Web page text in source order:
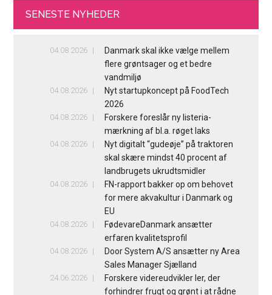
SENESTE NYHEDER
04.08.2026
Danmark skal ikke vælge mellem
flere grøntsager og et bedre
vandmiljø
04.08.2026
Nyt startupkoncept på FoodTech
2026
04.08.2026
Forskere foreslår ny listeria-
mærkning af bl.a. røget laks
04.08.2026
Nyt digitalt “gudeøje” på traktoren
skal skære mindst 40 procent af
landbrugets ukrudtsmidler
04.08.2026
FN-rapport bakker op om behovet
for mere akvakultur i Danmark og
EU
04.08.2026
FødevareDanmark ansætter
erfaren kvalitetsprofil
04.08.2026
Door System A/S ansætter ny Area
Sales Manager Sjælland
24.06.2026
Forskere videreudvikler ler, der
forhindrer frugt og grønt i at rådne